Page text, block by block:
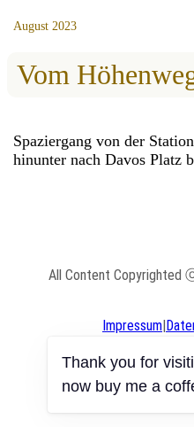
August 2023
Vom
Spaziergang von der
hinunter nach Davos Platz
All Content Copyrighted
Impressum|
Thank you for
now buy me a